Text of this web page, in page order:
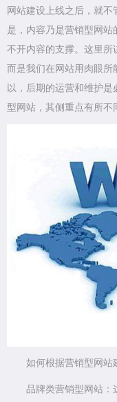
网站建设上线之后，就
是，内容乃是营销型网
不开内容的支撑。这里所
而是我们在网站用肉眼
以，后期的运营和维护
型网站，其侧重点有所不
如何根据营销型网站
品牌类营销型网站：